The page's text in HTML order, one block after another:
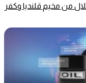
من مخيم قلنديا وكفر